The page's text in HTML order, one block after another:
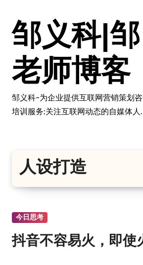
邹义科|邹
老师博客
邹义科-为企业提供互联网营销策划
培训服务;关注互联网动态的自媒体人.
人设打造
今日思考
抖音不容易火，即使